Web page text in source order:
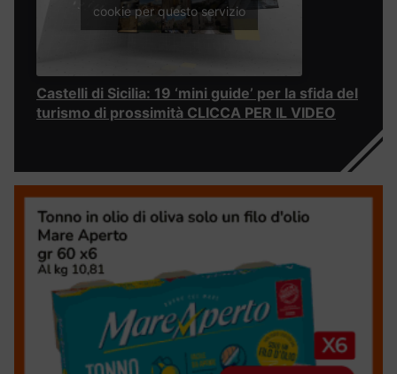
cookie per questo servizio
Castelli di Sicilia: 19 ‘mini guide’ per la sfida del
turismo di prossimità CLICCA PER IL VIDEO